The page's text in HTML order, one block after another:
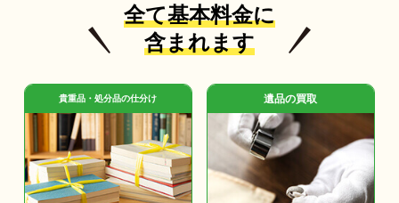
全て基本料金に
含まれます
貴重品・処分品の仕分け 遺品の買取